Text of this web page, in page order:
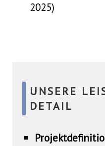
2025)
UNSERE
DETAIL